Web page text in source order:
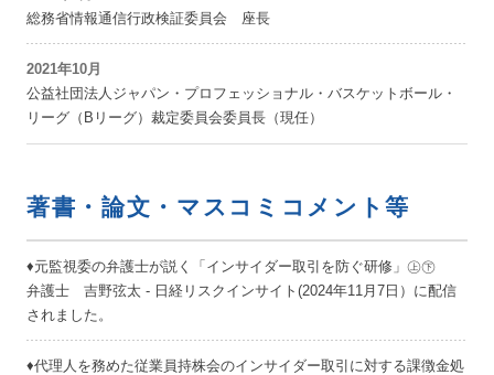
総務省情報通信行政検証委員会 座長
2021年10月
公益社団法人ジャパン・プロフェッショナル・バスケットボール・
リーグ（Bリーグ）裁定委員会委員長（現任）
著書・論文・マスコミコメント等
♦元監視委の弁護士が説く「インサイダー取引を防ぐ研修」㊤㊦
弁護士 吉野弦太 - 日経リスクインサイト(2024年11月7日）に配信
されました。
♦代理人を務めた従業員持株会のインサイダー取引に対する課徴金処